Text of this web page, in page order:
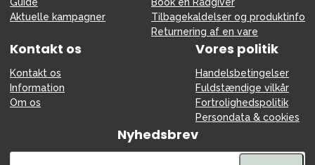
Guide
Aktuelle kampagner
Book en Rådgiver
Tilbagekaldelser og produktinfo
Returnering af en vare
Kontakt os
Kontakt os
Information
Om os
Vores politik
Handelsbetingelser
Fuldstændige vilkår
Fortrolighedspolitik
Persondata & cookies
Nyhedsbrev